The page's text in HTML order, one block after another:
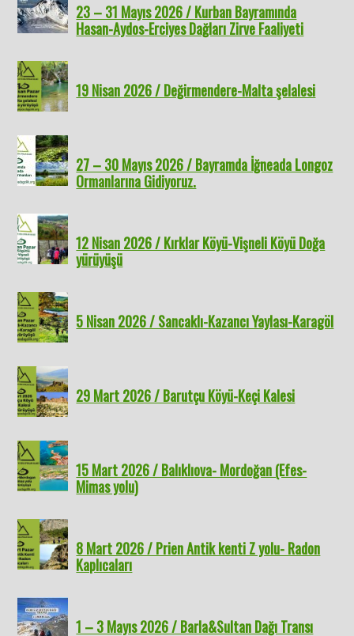
23 – 31 Mayıs 2026 / Kurban Bayramında
Hasan-Aydos-Erciyes Dağları Zirve Faaliyeti
19 Nisan 2026 / Değirmendere-Malta şelalesi
27 – 30 Mayıs 2026 / Bayramda İğneada Longoz
Ormanlarına Gidiyoruz.
12 Nisan 2026 / Kırklar Köyü-Vişneli Köyü Doğa
yürüyüşü
5 Nisan 2026 / Sancaklı-Kazancı Yaylası-Karagöl
29 Mart 2026 / Barutçu Köyü-Keçi Kalesi
15 Mart 2026 / Balıklıova- Mordoğan (Efes-
Mimas yolu)
8 Mart 2026 / Prien Antik kenti Z yolu- Radon
Kaplıcaları
1 – 3 Mayıs 2026 / Barla&Sultan Dağı Transı